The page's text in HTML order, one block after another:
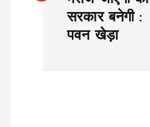
s
सरकार बनेगी :
पवन खेड़ा